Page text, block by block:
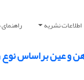
اطلاعات نشریه
و عین براساس نوع